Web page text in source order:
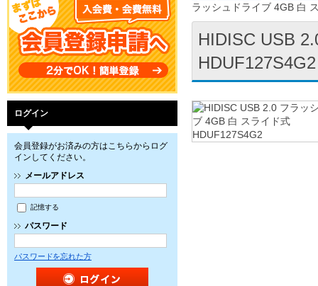
ログイン
会員登録がお済みの方はこちらからログ
インしてください。
メールアドレス
記憶する
パスワード
パスワードを忘れた方
ラッシュドライブ 4GB 白
HIDISC USB
HDUF127S4G2